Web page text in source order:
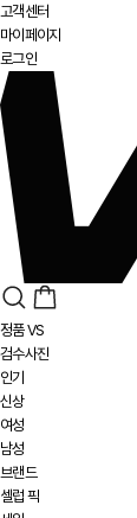
고객센터
마이페이지
로그인
정품 VS
검수사진
인기
신상
여성
남성
브랜드
셀럽 픽